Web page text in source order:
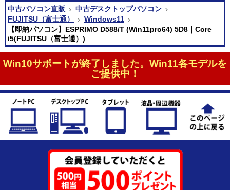
中古パソコン直販
中古デスクトップパソコン
FUJITSU（富士通）
Windows11
【即納パソコン】ESPRIMO D588/T (Win11pro64) 5D8｜Core
i5(FUJITSU（富士通）)
Win10サポートが終了しました。Win11各モデルを
ご提供中！